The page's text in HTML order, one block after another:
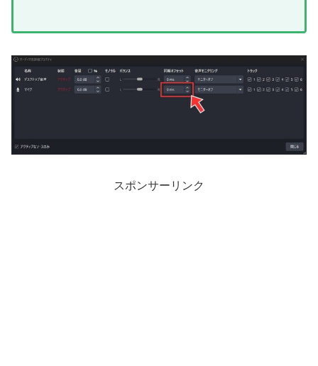
スポンサーリンク